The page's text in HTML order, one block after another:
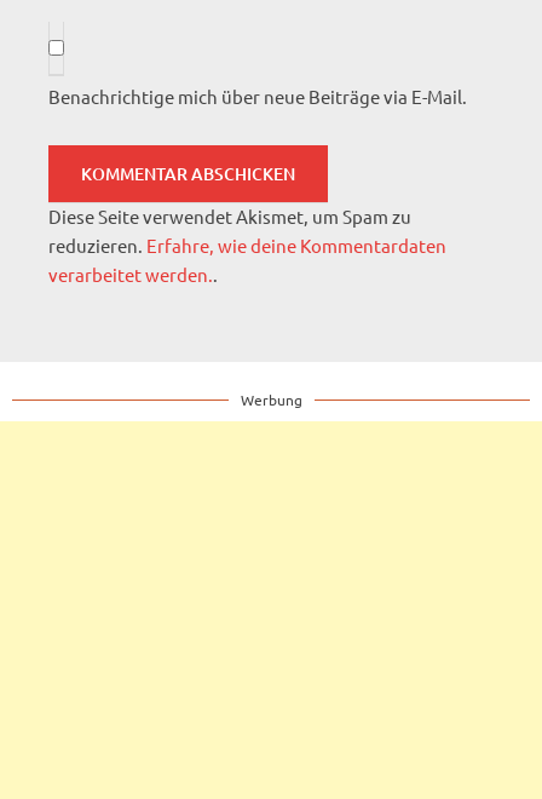
Benachrichtige mich über neue Beiträge via E-Mail.
Diese Seite verwendet Akismet, um Spam zu
reduzieren. Erfahre, wie deine Kommentardaten
verarbeitet werden..
Werbung